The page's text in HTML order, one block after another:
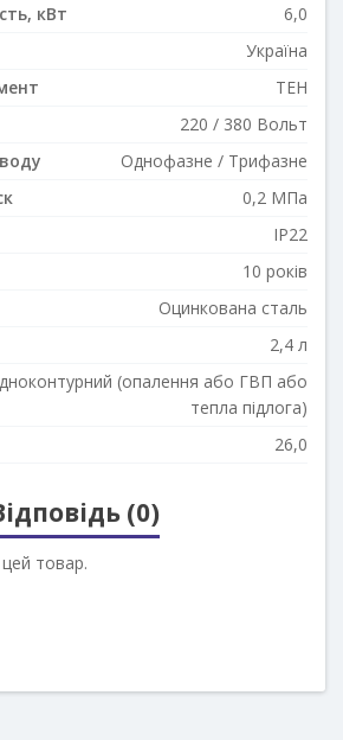
кВт
6,0
Україна
ТЕН
220 / 380 Вольт
Однофазне / Трифазне
0,2 МПа
IP22
10 років
Оцинкована сталь
2,4 л
(опалення або ГВП або
тепла підлога)
26,0
(0)
цей товар.